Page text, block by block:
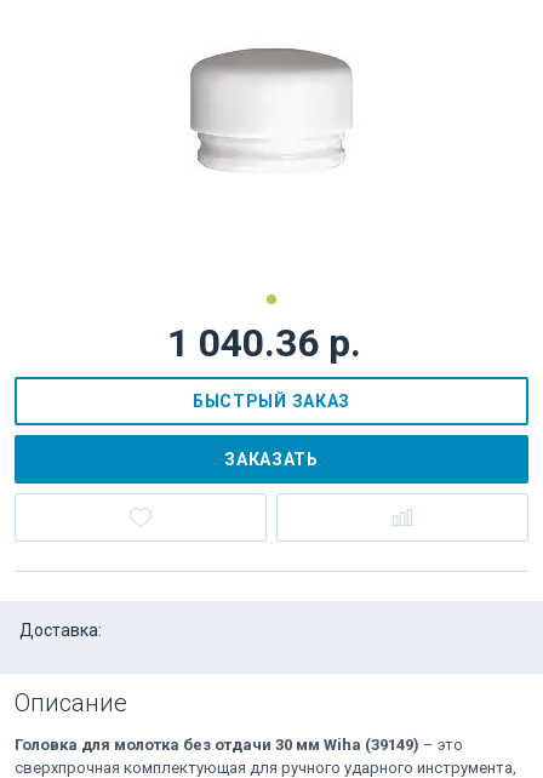
1 040.36 р.
БЫСТРЫЙ ЗАКАЗ
ЗАКАЗАТЬ
Доставка:
Описание
Головка для молотка без отдачи 30 мм Wiha (39149) – это
сверхпрочная комплектующая для ручного ударного инструмента,